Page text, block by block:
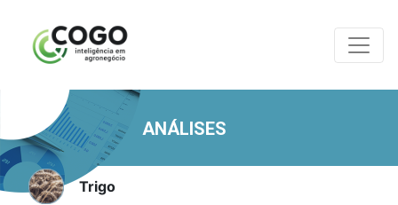
ANÁLISES
Trigo